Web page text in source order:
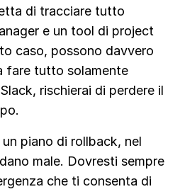
di tracciare tutto
e un tool di project
caso, possono davvero
fare tutto solamente
rischierai di perdere il
piano di rollback, nel
male. Dovresti sempre
che ti consenta di